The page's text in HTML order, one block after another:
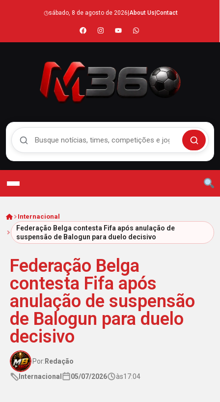
◷sábado, 8 de agosto de 2026 About Us Contact
Buscar no Mengão 360
Buscar
InícioInternacional
Federação Belga contesta Fifa após anulação de
suspensão de Balogun para duelo decisivo
Federação Belga
contesta Fifa após
anulação de suspensão
de Balogun para duelo
decisivo
Por: Redação
Internacional
05/07/2026 às17:04